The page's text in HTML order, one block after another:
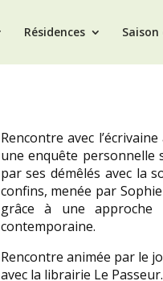
Résidences
Rencontre avec
une enquête personnelle
par ses démêlés avec la
confins, menée par
grâce à une approche
contemporaine.
Rencontre animée par le
avec la librairie Le Passeur.